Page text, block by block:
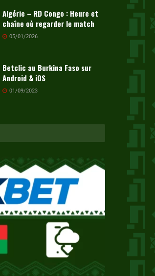
Algérie – RD Congo : Heure et
chaîne où regarder le match
05/01/2026
Betclic au Burkina Faso sur
Android & iOS
01/09/2023